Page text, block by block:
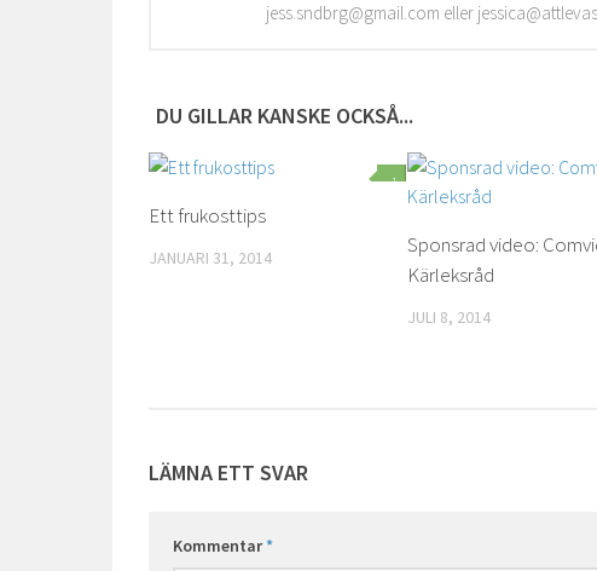
jess.sndbrg@gmail.com eller
DU GILLAR KANSKE OCKSÅ...
1
Ett frukosttips
JANUARI 31, 2014
Sponsrad video:
Kärleksråd
JULI 8, 2014
LÄMNA ETT SVAR
Kommentar*